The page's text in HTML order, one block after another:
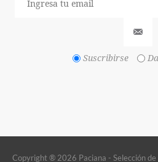
Suscribirse
Copyright ® 2026 Paciana - Selección de